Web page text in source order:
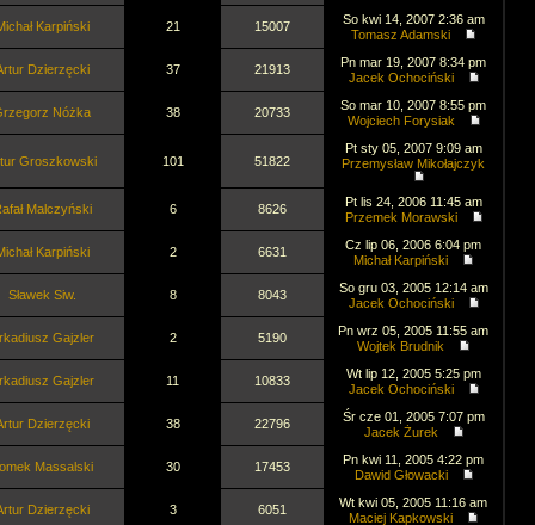
Karpiński 21 15007
So kwi 14, 2007 2:36 am
Tomasz Adamski
Dzierzęcki 37 21913
Pn mar 19, 2007 8:34 pm
Jacek Ochociński
Nóżka 38 20733
So mar 10, 2007 8:55 pm
Wojciech Forysiak
Groszkowski 101 51822
Pt sty 05, 2007 9:09 am
Przemysław Mikołajczyk
Malczyński 6 8626
Pt lis 24, 2006 11:45 am
Przemek Morawski
Karpiński 2 6631
Cz lip 06, 2006 6:04 pm
Michał Karpiński
Sławek Siw. 8 8043
So gru 03, 2005 12:14 am
Jacek Ochociński
Gajzler 2 5190
Pn wrz 05, 2005 11:55 am
Wojtek Brudnik
Gajzler 11 10833
Wt lip 12, 2005 5:25 pm
Jacek Ochociński
Dzierzęcki 38 22796
Śr cze 01, 2005 7:07 pm
Jacek Żurek
Massalski 30 17453
Pn kwi 11, 2005 4:22 pm
Dawid Głowacki
Dzierzęcki 3 6051
Wt kwi 05, 2005 11:16 am
Maciej Kapkowski